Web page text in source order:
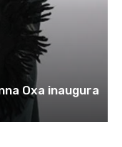
Oxa inaugura